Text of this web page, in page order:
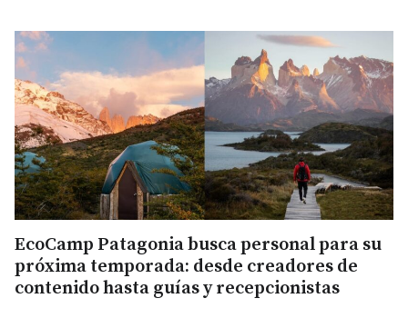
EcoCamp Patagonia busca personal para su
próxima temporada: desde creadores de
contenido hasta guías y recepcionistas